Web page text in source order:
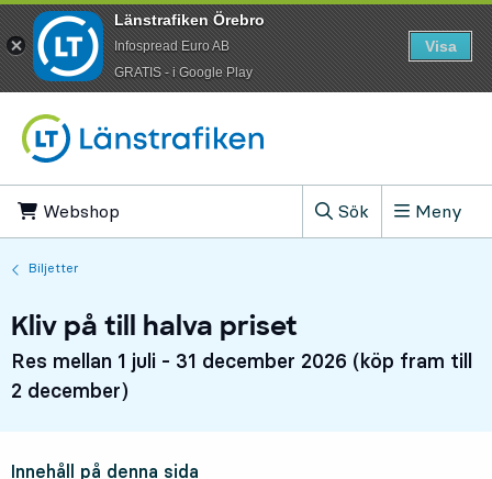
Webshop
Sök
, Visa sökfältet
Meny
Biljetter
Kliv på till halva priset
Res mellan 1 juli - 31 december 2026 (köp fram till
2 december)
Innehåll på denna sida
Länstrafiken Örebro
Infospread Euro AB
​GRATIS - i Google Play
Visa